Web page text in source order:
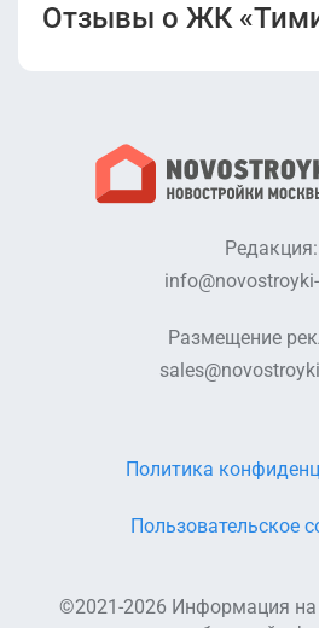
Отзывы о ЖК
Редакция:
Размещение
©2021-2026 Информация на
Пользовательское
Политика